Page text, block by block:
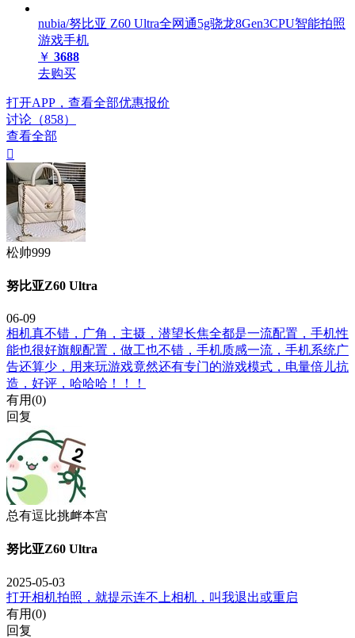
nubia/努比亚 Z60 Ultra全网通5g骁龙8Gen3CPU智能拍照
游戏手机
￥ 3688
去购买
打开APP，查看全部优惠报价
讨论（858）
查看全部

松帅999
努比亚Z60 Ultra
06-09
相机真不错，广角，主摄，潜望长焦全都是一流配置，手机性
能也很好旗舰配置，做工也不错，手机质感一流，手机系统广
告还算少，用来玩游戏竟然还有专门的游戏模式，电量倍儿抗
造，好评，哈哈哈！！！
有用(0)
回复
总有逗比挑衅本宫
努比亚Z60 Ultra
2025-05-03
打开相机拍照，就提示连不上相机，叫我退出或重启
有用(0)
回复